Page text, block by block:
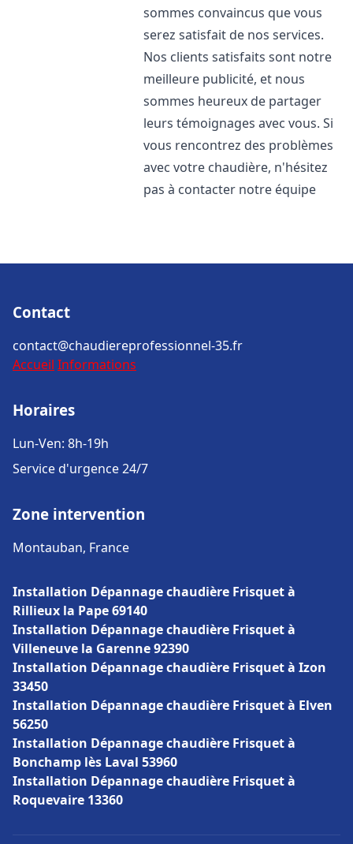
sommes convaincus que vous
serez satisfait de nos services.
Nos clients satisfaits sont notre
meilleure publicité, et nous
sommes heureux de partager
leurs témoignages avec vous. Si
vous rencontrez des problèmes
avec votre chaudière, n'hésitez
pas à contacter notre équipe
Contact
contact@chaudiereprofessionnel-35.fr
Accueil Informations
Horaires
Lun-Ven: 8h-19h
Service d'urgence 24/7
Zone intervention
Montauban, France
Installation Dépannage chaudière Frisquet à
Rillieux la Pape 69140
Installation Dépannage chaudière Frisquet à
Villeneuve la Garenne 92390
Installation Dépannage chaudière Frisquet à Izon
33450
Installation Dépannage chaudière Frisquet à Elven
56250
Installation Dépannage chaudière Frisquet à
Bonchamp lès Laval 53960
Installation Dépannage chaudière Frisquet à
Roquevaire 13360